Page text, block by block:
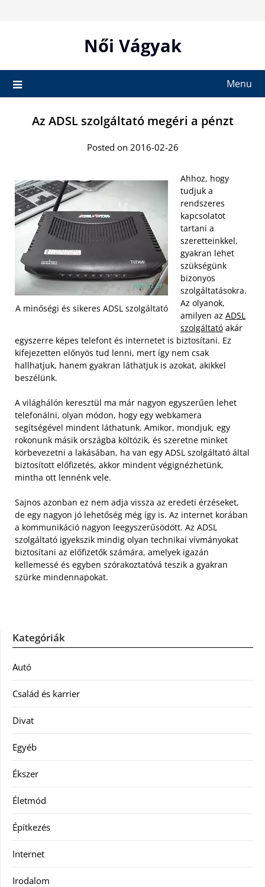
Női Vágyak
Menu
Az ADSL szolgáltató megéri a pénzt
Posted on 2016-02-26
A minőségi és sikeres ADSL szolgáltató
Ahhoz, hogy
tudjuk a
rendszeres
kapcsolatot
tartani a
szeretteinkkel,
gyakran lehet
szükségünk
bizonyos
szolgáltatásokra.
Az olyanok,
amilyen az ADSL
szolgáltató akár
egyszerre képes telefont és internetet is biztosítani. Ez
kifejezetten előnyös tud lenni, mert így nem csak
hallhatjuk, hanem gyakran láthatjuk is azokat, akikkel
beszélünk.
A világhálón keresztül ma már nagyon egyszerűen lehet
telefonálni, olyan módon, hogy egy webkamera
segítségével mindent láthatunk. Amikor, mondjuk, egy
rokonunk másik országba költözik, és szeretne minket
körbevezetni a lakásában, ha van egy ADSL szolgáltató által
biztosított előfizetés, akkor mindent végignézhetünk,
mintha ott lennénk vele.
Sajnos azonban ez nem adja vissza az eredeti érzéseket,
de egy nagyon jó lehetőség még így is. Az internet korában
a kommunikáció nagyon leegyszerűsödött. Az ADSL
szolgáltató igyekszik mindig olyan technikai vívmányokat
biztosítani az előfizetők számára, amelyek igazán
kellemessé és egyben szórakoztatóvá teszik a gyakran
szürke mindennapokat.
Kategóriák
Autó
Család és karrier
Divat
Egyéb
Ékszer
Életmód
Építkezés
Internet
Irodalom